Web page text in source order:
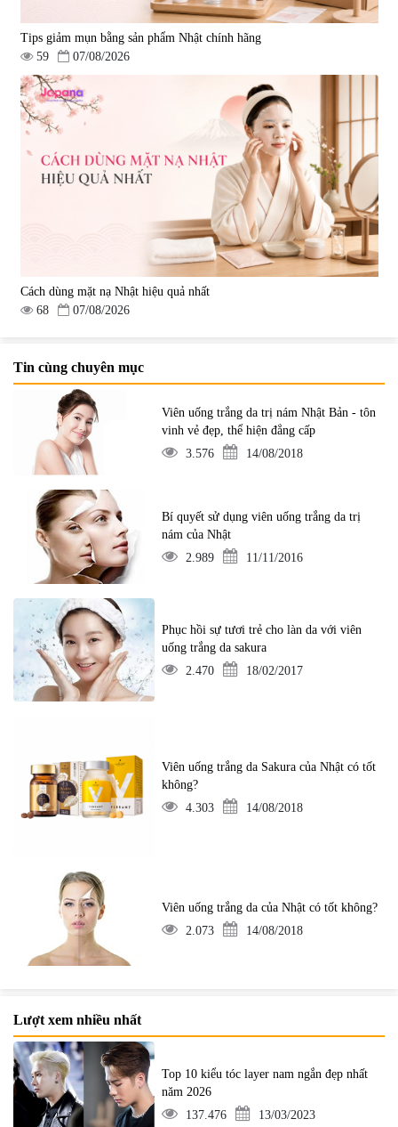
Tips giảm mụn bằng sản phẩm Nhật chính hãng
59
07/08/2026
Cách dùng mặt nạ Nhật hiệu quả nhất
68
07/08/2026
Tin cùng chuyên mục
Viên uống trắng da trị nám Nhật Bản - tôn
vinh vẻ đẹp, thể hiện đẳng cấp
3.576
14/08/2018
Bí quyết sử dụng viên uống trắng da trị
nám của Nhật
2.989
11/11/2016
Phục hồi sự tươi trẻ cho làn da với viên
uống trắng da sakura
2.470
18/02/2017
Viên uống trắng da Sakura của Nhật có tốt
không?
4.303
14/08/2018
Viên uống trắng da của Nhật có tốt không?
2.073
14/08/2018
Lượt xem nhiều nhất
Top 10 kiểu tóc layer nam ngắn đẹp nhất
năm 2026
137.476
13/03/2023